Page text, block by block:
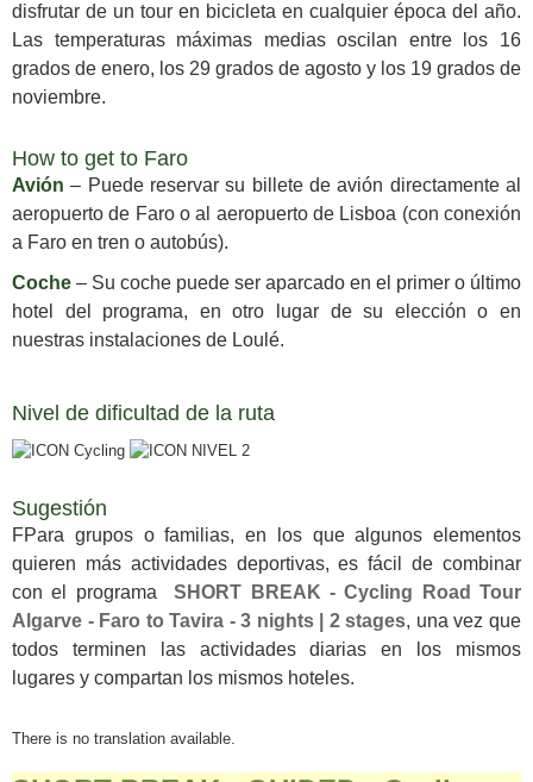
disfrutar de un tour en bicicleta en cualquier época del año.
Las temperaturas máximas medias oscilan entre los 16
grados de enero, los 29 grados de agosto y los 19 grados de
noviembre.
How to get to Faro
Avión – Puede reservar su billete de avión directamente al
aeropuerto de Faro o al aeropuerto de Lisboa (con conexión
a Faro en tren o autobús).
Coche – Su coche puede ser aparcado en el primer o último
hotel del programa, en otro lugar de su elección o en
nuestras instalaciones de Loulé.
Nivel de dificultad de la ruta
Sugestión
FPara grupos o familias, en los que algunos elementos
quieren más actividades deportivas, es fácil de combinar
con el programaSHORT BREAK - Cycling Road Tour
Algarve - Faro to Tavira - 3 nights | 2 stages, una vez que
todos terminen las actividades diarias en los mismos
lugares y compartan los mismos hoteles.
There is no translation available.